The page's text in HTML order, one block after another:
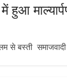
हुआ
समाजवादी